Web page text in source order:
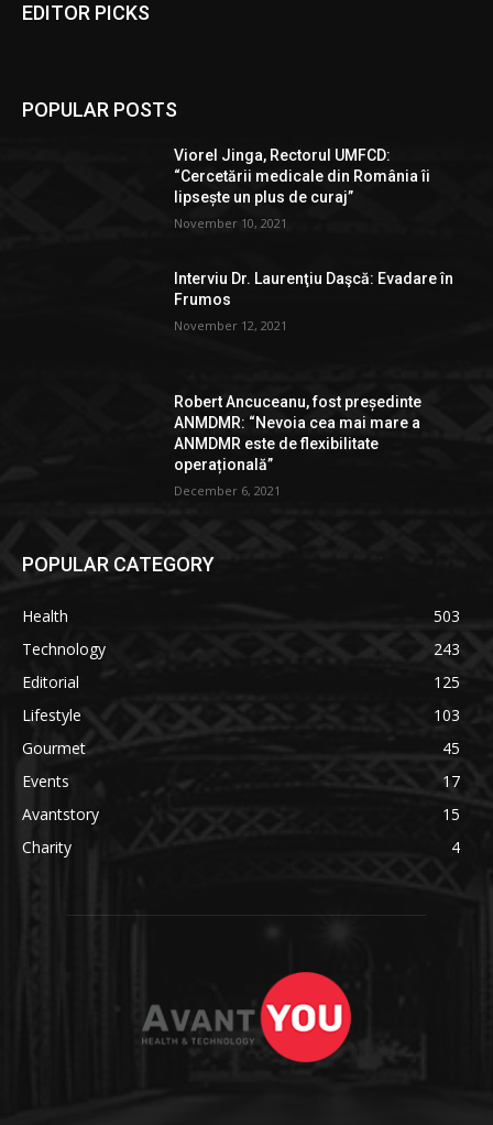
EDITOR PICKS
POPULAR POSTS
Viorel Jinga, Rectorul UMFCD:
“Cercetării medicale din România îi
lipsește un plus de curaj”
November 10, 2021
Interviu Dr. Laurenţiu Daşcă: Evadare în
Frumos
November 12, 2021
Robert Ancuceanu, fost președinte
ANMDMR: “Nevoia cea mai mare a
ANMDMR este de flexibilitate
operațională”
December 6, 2021
POPULAR CATEGORY
Health
503
Technology
243
Editorial
125
Lifestyle
103
Gourmet
45
Events
17
Avantstory
15
Charity
4